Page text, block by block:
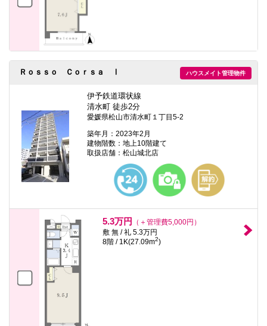
ハウスメイト管理物件
Ｒｏｓｓｏ Ｃｏｒｓａ Ⅰ
伊予鉄道環状線
清水町 徒歩2分
愛媛県松山市清水町１丁目5-2
築年月：2023年2月
建物階数：地上10階建て
取扱店舗：松山城北店
5.3万円
（＋管理費5,000円）
敷 無 / 礼 5.3万円
8階 / 1K(27.09m2)